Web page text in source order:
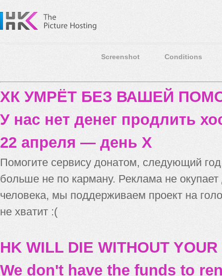
Screenshot Conditions
ХК УМРЁТ БЕЗ ВАШЕЙ
У нас нет денег продлить
22 апреля — день X
Помогите сервису донатом, следующий
больше не по карману. Реклама не
человека, мы поддерживаем проект на
не хватит :(
HK WILL DIE WITHOUT
We don't have the funds to